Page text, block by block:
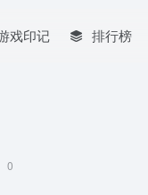
戏印记 排行榜
0